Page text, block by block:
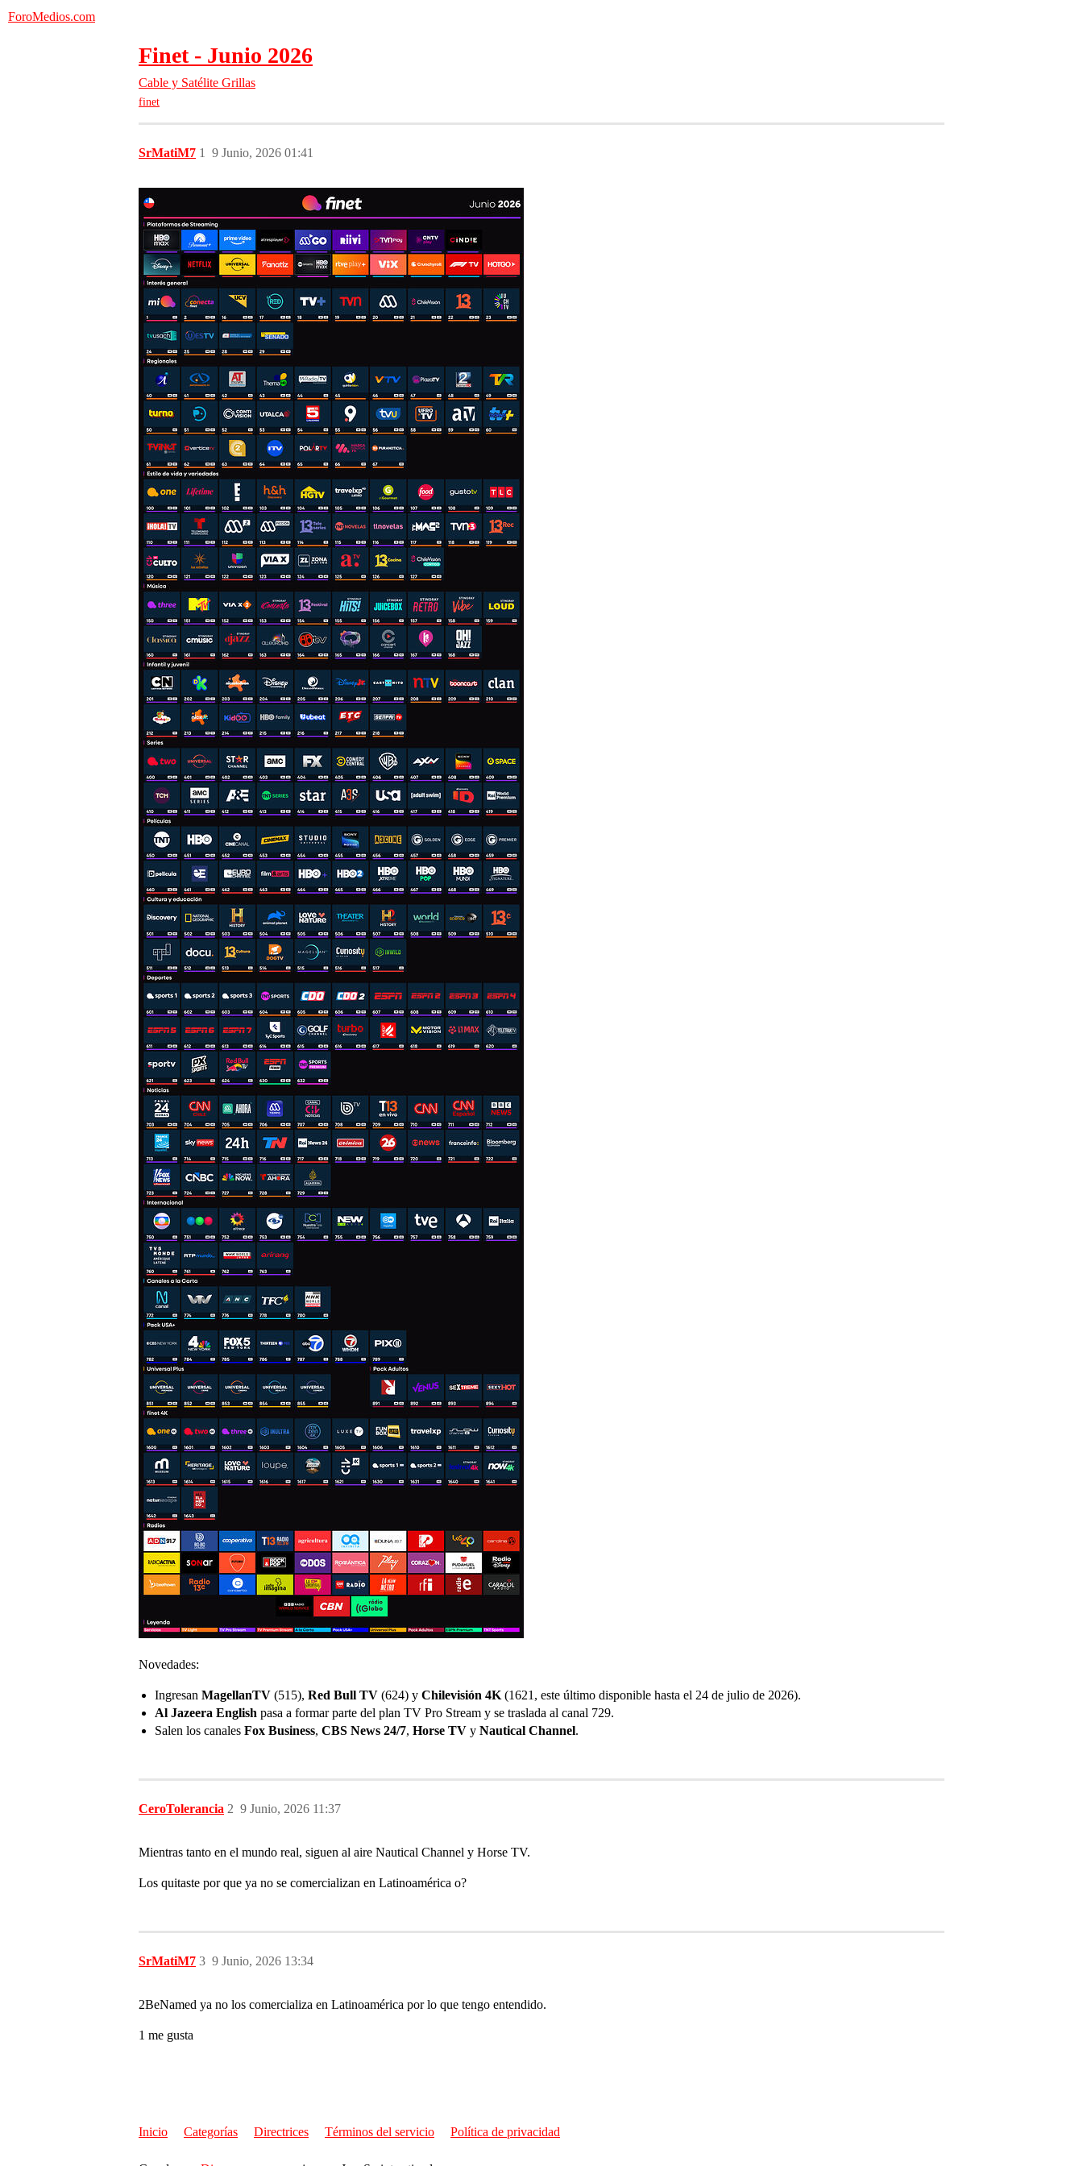
ForoMedios.com
Finet - Junio 2026
Cable y Satélite Grillas
finet
SrMatiM7 9 Junio, 2026 01:41
1
Novedades:
Ingresan MagellanTV (515), Red Bull TV (624) y Chilevisión 4K (1621, este último disponible hasta el 24 de julio de 2026).
Al Jazeera English pasa a formar parte del plan TV Pro Stream y se traslada al canal 729.
Salen los canales Fox Business, CBS News 24/7, Horse TV y Nautical Channel.
CeroTolerancia 9 Junio, 2026 11:37
2
Mientras tanto en el mundo real, siguen al aire Nautical Channel y Horse TV.
Los quitaste por que ya no se comercializan en Latinoamérica o?
SrMatiM7 9 Junio, 2026 13:34
3
2BeNamed ya no los comercializa en Latinoamérica por lo que tengo entendido.
1 me gusta
Inicio Categorías Directrices Términos del servicio Política de privacidad